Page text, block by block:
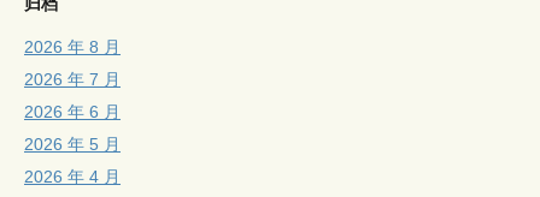
2026 年 8 月
2026 年 7 月
2026 年 6 月
2026 年 5 月
2026 年 4 月